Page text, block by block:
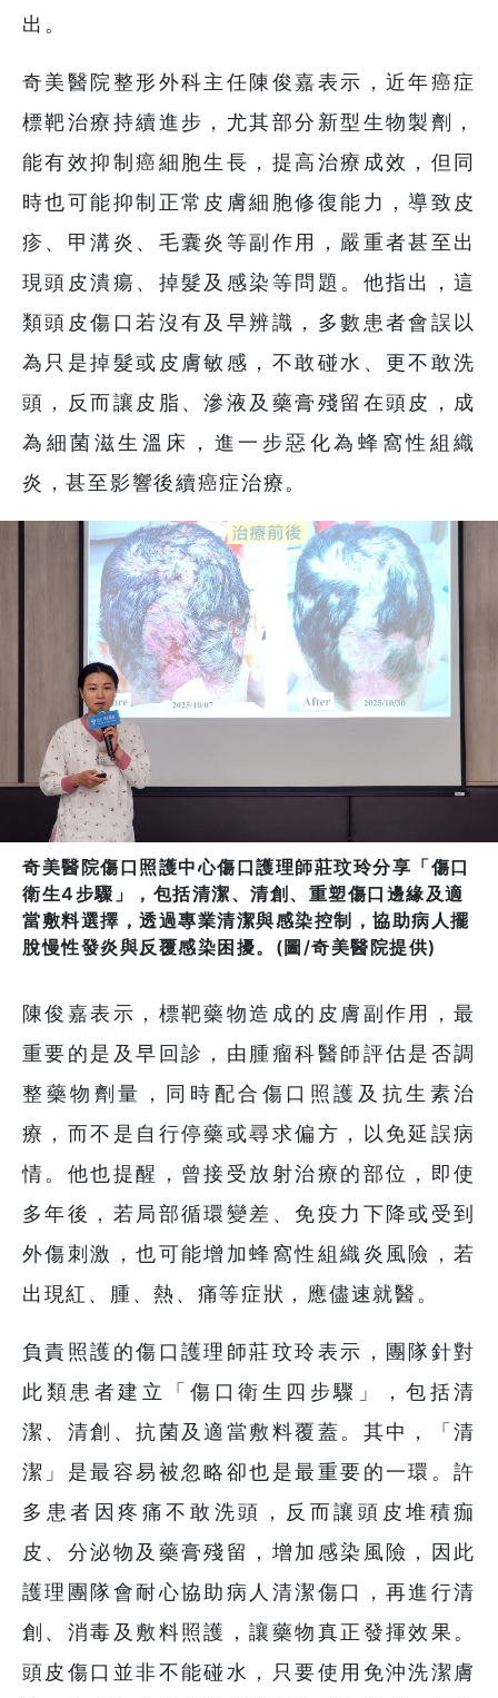
出。
奇美醫院整形外科主任陳俊嘉表示，近年癌症
標靶治療持續進步，尤其部分新型生物製劑，
能有效抑制癌細胞生長，提高治療成效，但同
時也可能抑制正常皮膚細胞修復能力，導致皮
疹、甲溝炎、毛囊炎等副作用，嚴重者甚至出
現頭皮潰瘍、掉髮及感染等問題。他指出，這
類頭皮傷口若沒有及早辨識，多數患者會誤以
為只是掉髮或皮膚敏感，不敢碰水、更不敢洗
頭，反而讓皮脂、滲液及藥膏殘留在頭皮，成
為細菌滋生溫床，進一步惡化為蜂窩性組織
炎，甚至影響後續癌症治療。
奇美醫院傷口照護中心傷口護理師莊玟玲分享「傷口
衛生4步驟」，包括清潔、清創、重塑傷口邊緣及適
當敷料選擇，透過專業清潔與感染控制，協助病人擺
脫慢性發炎與反覆感染困擾。(圖/奇美醫院提供)
陳俊嘉表示，標靶藥物造成的皮膚副作用，最
重要的是及早回診，由腫瘤科醫師評估是否調
整藥物劑量，同時配合傷口照護及抗生素治
療，而不是自行停藥或尋求偏方，以免延誤病
情。他也提醒，曾接受放射治療的部位，即使
多年後，若局部循環變差、免疫力下降或受到
外傷刺激，也可能增加蜂窩性組織炎風險，若
出現紅、腫、熱、痛等症狀，應儘速就醫。
負責照護的傷口護理師莊玟玲表示，團隊針對
此類患者建立「傷口衛生四步驟」，包括清
潔、清創、抗菌及適當敷料覆蓋。其中，「清
潔」是最容易被忽略卻也是最重要的一環。許
多患者因疼痛不敢洗頭，反而讓頭皮堆積痂
皮、分泌物及藥膏殘留，增加感染風險，因此
護理團隊會耐心協助病人清潔傷口，再進行清
創、消毒及敷料照護，讓藥物真正發揮效果。
頭皮傷口並非不能碰水，只要使用免沖洗潔膚